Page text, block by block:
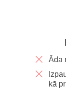
Āda
kā